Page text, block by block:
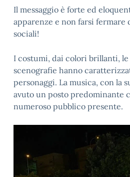
Il messaggio è forte ed
apparenze e non farsi fermare
sociali!
I costumi, dai colori brillanti,
scenografie hanno
personaggi. La musica, con la
avuto un posto predominante
numeroso pubblico presente.